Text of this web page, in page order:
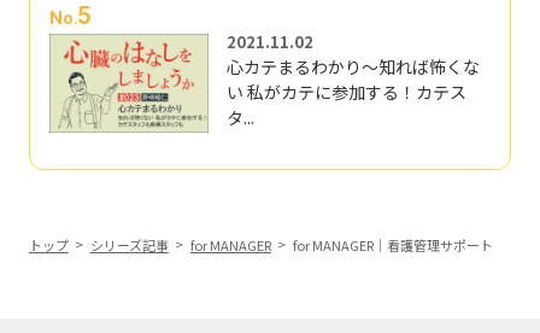
No.5
2021.11.02
心カテまるわかり～知れば怖くな
い 私がカテに参加する！カテス
タ...
トップ シリーズ記事 for MANAGER for MANAGER｜看護管理サポート